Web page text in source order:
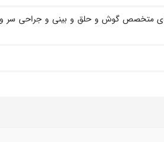
متخصص گوش و حلق و بینی و جراحی سر